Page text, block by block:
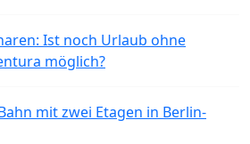
Ist noch Urlaub ohne
möglich?
mit zwei Etagen in Berlin-